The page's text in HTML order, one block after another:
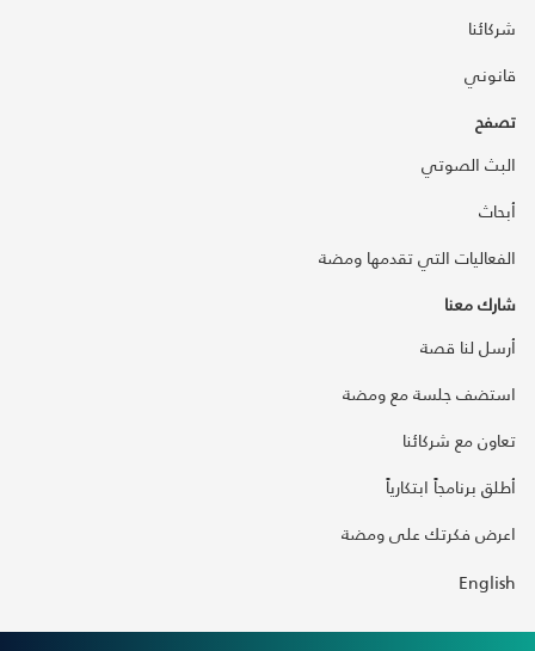
شركائنا
قانوني
تصفح
البث الصوتي
أبحاث
الفعاليات التي تقدمها ومضة
شارك معنا
أرسل لنا قصة
استضف جلسة مع ومضة
تعاون مع شركائنا
أطلق برنامجاً ابتكارياً
اعرض فكرتك على ومضة
English